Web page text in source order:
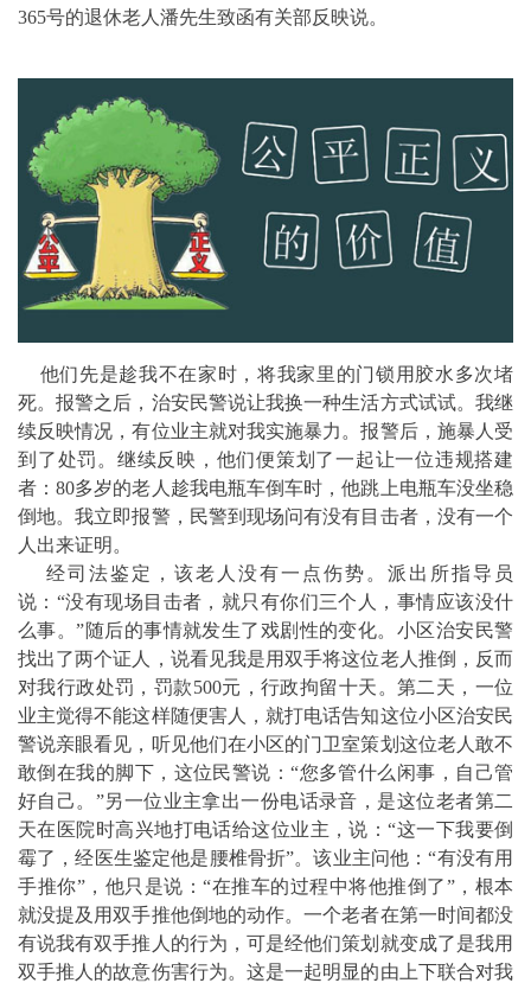
365号的退休老人潘先生致函有关部反映说。
他们先是趁我不在家时，将我家里的门锁用胶水多次堵
死。报警之后，治安民警说让我换一种生活方式试试。我继
续反映情况，有位业主就对我实施暴力。报警后，施暴人受
到了处罚。继续反映，他们便策划了一起让一位违规搭建
者：80多岁的老人趁我电瓶车倒车时，他跳上电瓶车没坐稳
倒地。我立即报警，民警到现场问有没有目击者，没有一个
人出来证明。
经司法鉴定，该老人没有一点伤势。派出所指导员
说：“没有现场目击者，就只有你们三个人，事情应该没什
么事。”随后的事情就发生了戏剧性的变化。小区治安民警
找出了两个证人，说看见我是用双手将这位老人推倒，反而
对我行政处罚，罚款500元，行政拘留十天。第二天，一位
业主觉得不能这样随便害人，就打电话告知这位小区治安民
警说亲眼看见，听见他们在小区的门卫室策划这位老人敢不
敢倒在我的脚下，这位民警说：“您多管什么闲事，自己管
好自己。”另一位业主拿出一份电话录音，是这位老者第二
天在医院时高兴地打电话给这位业主，说：“这一下我要倒
霉了，经医生鉴定他是腰椎骨折”。该业主问他：“有没有用
手推你”，他只是说：“在推车的过程中将他推倒了”，根本
就没提及用双手推他倒地的动作。一个老者在第一时间都没
有说我有双手推人的行为，可是经他们策划就变成了是我用
双手推人的故意伤害行为。这是一起明显的由上下联合对我